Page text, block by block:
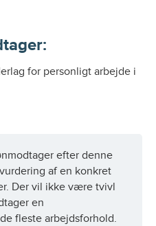
for personligt arbejde i
efter denne
af en konkret
Der vil ikke være tvivl
en
fleste arbejdsforhold.